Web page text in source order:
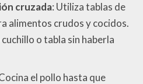
cruzada: Utiliza tablas de
alimentos crudos y cocidos.
o tabla sin haberla
el pollo hasta que